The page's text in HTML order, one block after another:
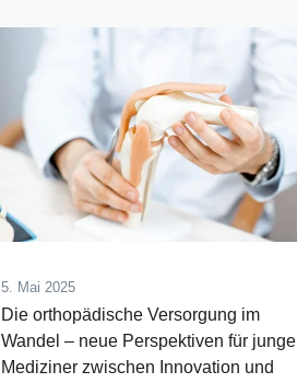
5. Mai 2025
Die orthopädische Versorgung im
Wandel – neue Perspektiven für junge
Mediziner zwischen Innovation und